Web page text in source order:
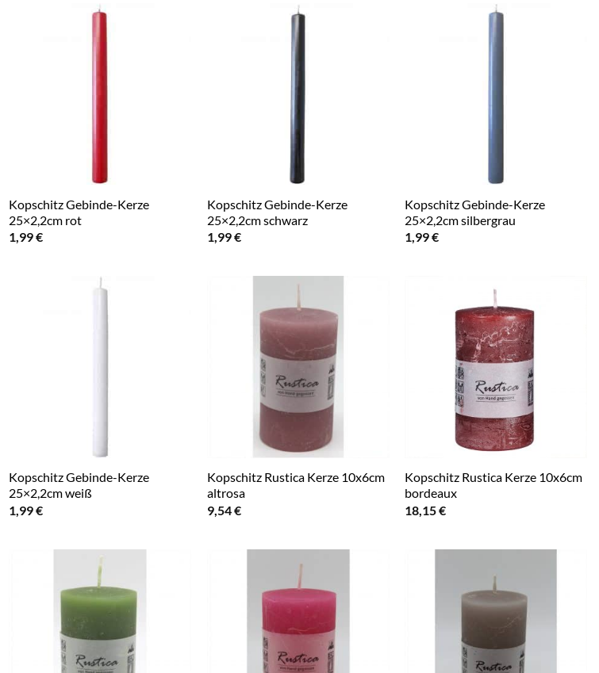
Kopschitz Gebinde-Kerze
25×2,2cm rot
1,99€
Kopschitz Gebinde-Kerze
25×2,2cm schwarz
1,99€
Kopschitz Gebinde-Kerze
25×2,2cm silbergrau
1,99€
Kopschitz Gebinde-Kerze
25×2,2cm weiß
1,99€
Kopschitz Rustica Kerze 10x6cm
altrosa
9,54€
Kopschitz Rustica Kerze 10x6cm
bordeaux
18,15€